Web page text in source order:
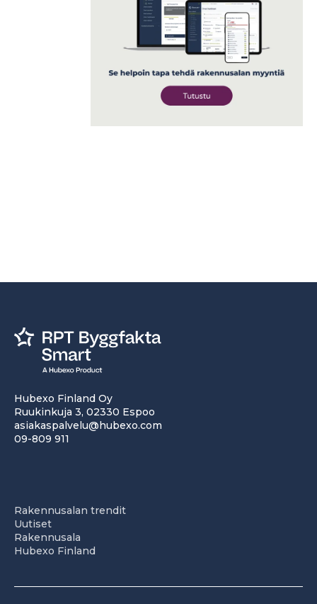
Hubexo Finland Oy
Ruukinkuja 3, 02330 Espoo
asiakaspalvelu@hubexo.com
09-809 911
Rakennusalan trendit
Uutiset
Rakennusala
Hubexo Finland